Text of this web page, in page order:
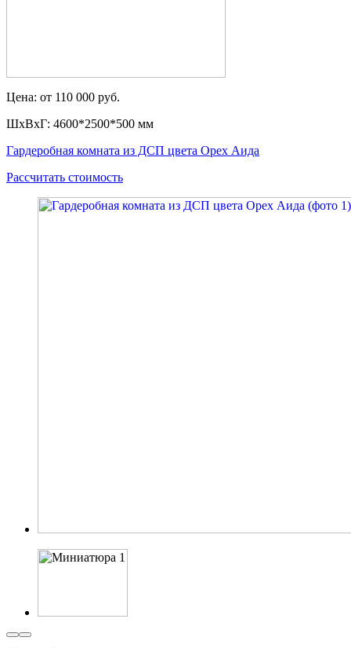
Цена: от 110 000 руб.
ШxВxГ: 4600*2500*500 мм
Гардеробная комната из ДСП цвета Орех Аида
Рассчитать стоимость